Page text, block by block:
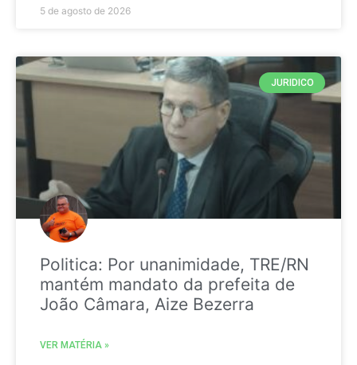
5 de agosto de 2026
JURIDICO
Politica: Por unanimidade, TRE/RN
mantém mandato da prefeita de
João Câmara, Aize Bezerra
VER MATÉRIA »